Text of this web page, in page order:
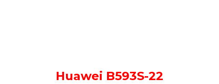
Huawei B593S-22